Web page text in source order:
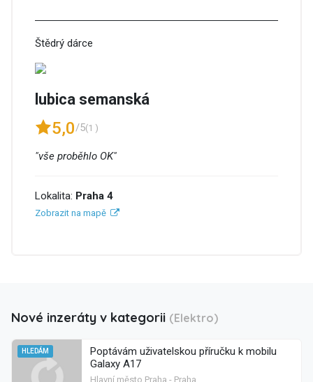
Štědrý dárce
lubica semanská
5,0/5(1 )
"vše proběhlo OK"
Lokalita: Praha 4
Zobrazit na mapě
Nové inzeráty v kategorii (Elektro)
HLEDÁM
Poptávám uživatelskou příručku k mobilu
Galaxy A17
Hlavní město Praha - Praha